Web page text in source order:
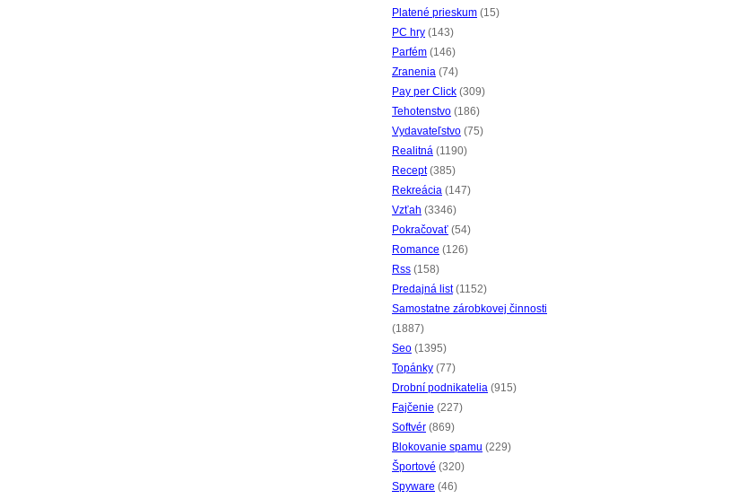
Platené prieskum (15)
PC hry (143)
Parfém (146)
Zranenia (74)
Pay per Click (309)
Tehotenstvo (186)
Vydavateľstvo (75)
Realitná (1190)
Recept(385)
Rekreácia (147)
Vzťah (3346)
Pokračovať (54)
Romance (126)
Rss (158)
Predajná list(1152)
Samostatne zárobkovej činnosti
(1887)
Seo (1395)
Topánky (77)
Drobní podnikatelia (915)
Fajčenie (227)
Softvér (869)
Blokovanie spamu (229)
Športové (320)
Spyware (46)